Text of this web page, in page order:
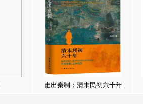
走出秦制：清末民初六十年